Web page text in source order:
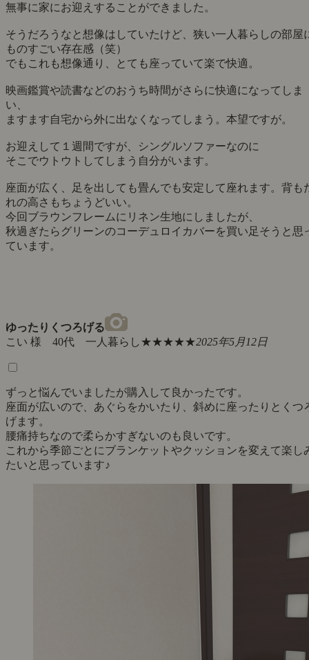
無事に家にお迎えすることができました。
そうだろうなと想像はしていたけど、狭い一人暮らしの部屋
ものすごい存在感（笑）
でもこれも想像通り、とても座っていて楽で快適。
映画鑑賞や読書などのおうち時間がさらに快適になってしま
い、
ますます自宅から外に出なくなってしまう。本望ですが。
お迎えして１週間ですが、シングルソファーなのに
そこでウトウトしてしまう自分がいます。
座面が広く、足を出しても畳んでも安定して座れます。背も
れの高さもちょうどいい。
今回ブラウンフレームにリネン生地にしましたが、
秋過ぎたらグリーンのコーデュロイカバーを買い足そうと思
ています。
ゆったりくつろげる
こい 様 40代 一人暮らし★★★★★2025年5月12日
ずっと悩んでいましたが購入して良かったです。
座面が広いので、あぐらをかいたり、斜めに座ったりとくつ
げます。
腰痛持ちなので柔らかすぎないのも良いです。
これから季節ごとにブランケットやクッションを変えて楽し
たいと思っています♪